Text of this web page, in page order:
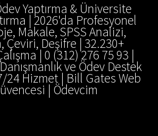
Yaptırma & Üniversite
| 2026'da Profesyonel
Makale, SPSS Analizi,
Çeviri, Deşifre | 32.230+
| 0 (312) 276 75 93 |
ve Ödev Destek
24 Hizmet | Bill Gates Web
| Ödevcim